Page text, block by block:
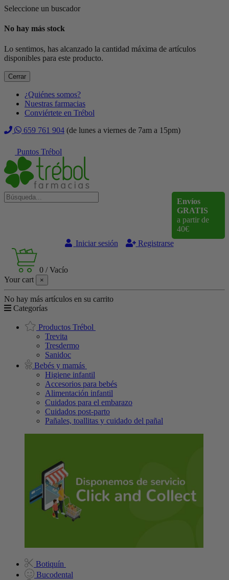
Seleccione un buscador
No hay más stock
Lo sentimos, has alcanzado la cantidad máxima de artículos
disponibles para este producto.
Cerrar
¿Quiénes somos?
Nuestras farmacias
Conviértete en Trébol
659 761 904 (de lunes a viernes de 7am a 15pm)
Puntos Trébol
Envíos
GRATIS
a partir de
40€
Iniciar sesión
Registrarse
0 /Vacío
Your cart
×
No hay más artículos en su carrito
Categorías
Productos Trébol
Trevita
Tresdermo
Sanidoc
Bebés y mamás
Higiene infantil
Accesorios para bebés
Alimentación infantil
Cuidados para el embarazo
Cuidados post-parto
Pañales, toallitas y cuidado del pañal
Botiquín
Bucodental